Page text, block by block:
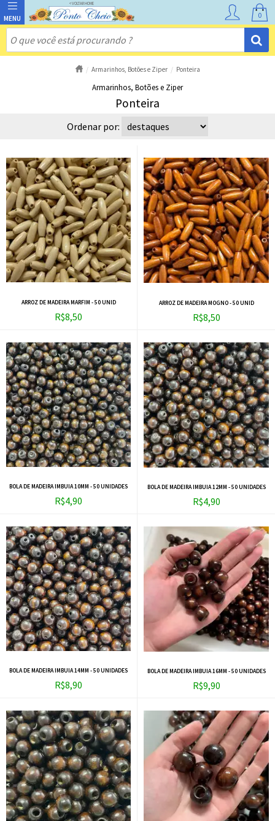
0
Armarinhos, Botões e Ziper Ponteira
Armarinhos, Botões e Ziper
Ponteira
Ordenar por:
ARROZ DE MADEIRA MARFIM - 50 UNID
R$8,50
ARROZ DE MADEIRA MOGNO - 50 UNID
R$8,50
BOLA DE MADEIRA IMBUIA 10MM - 50 UNIDADES
R$4,90
BOLA DE MADEIRA IMBUIA 12MM - 50 UNIDADES
R$4,90
BOLA DE MADEIRA IMBUIA 14MM - 50 UNIDADES
R$8,90
BOLA DE MADEIRA IMBUIA 16MM - 50 UNIDADES
R$9,90